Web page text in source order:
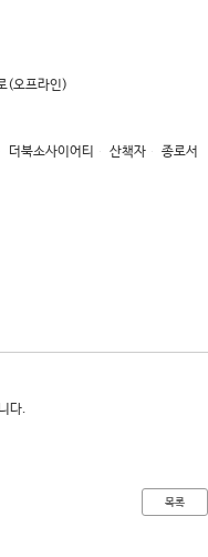
오프라인)
북소사이어티 산책자 종로서
다.
목록